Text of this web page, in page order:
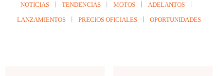
NOTICIAS TENDENCIAS MOTOS ADELANTOS
LANZAMIENTOS PRECIOS OFICIALES OPORTUNIDADES